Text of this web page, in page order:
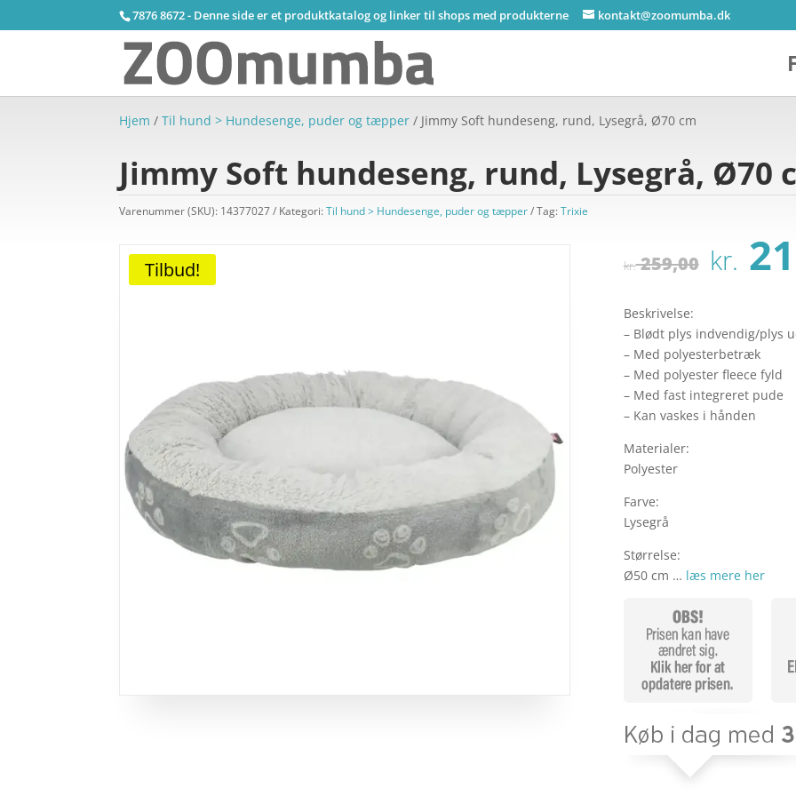
7876 8672 - Denne side er et produktkatalog og linker til shops med produkterne kontakt@zoomumba.dk
Hjem /Til hund > Hundesenge, puder og tæpper / Jimmy Soft hundeseng, rund, Lysegrå, Ø70 cm
Jimmy Soft hundeseng, rund, Lysegrå, Ø70
Varenummer (SKU): 14377027 Kategori:Til hund > Hundesenge, puder og tæpper Tag:Trixie
Tilbud! kr.259,00 Den
var:
kr.
kr.
Beskrivelse:
– Blødt plys indvendig/plys
– Med polyesterbetræk
– Med polyester fleece fyld
– Med fast integreret pude
– Kan vaskes i hånden
Materialer:
Polyester
Farve:
Lysegrå
Størrelse:
Ø50 cm … læs mere her